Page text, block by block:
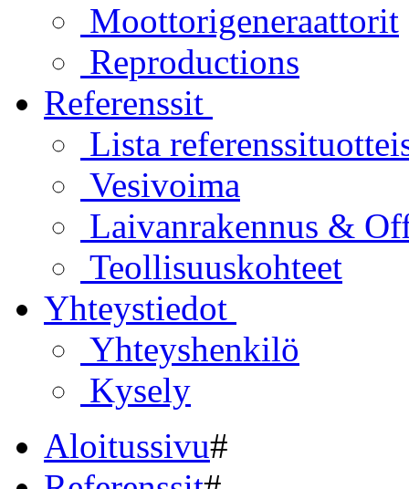
Moottorigeneraattorit
Reproductions
Referenssit
Lista
Vesivoima
Laivanrakennus &
Teollisuuskohteet
Yhteystiedot
Yhteyshenkilö
Kysely
Aloitussivu#